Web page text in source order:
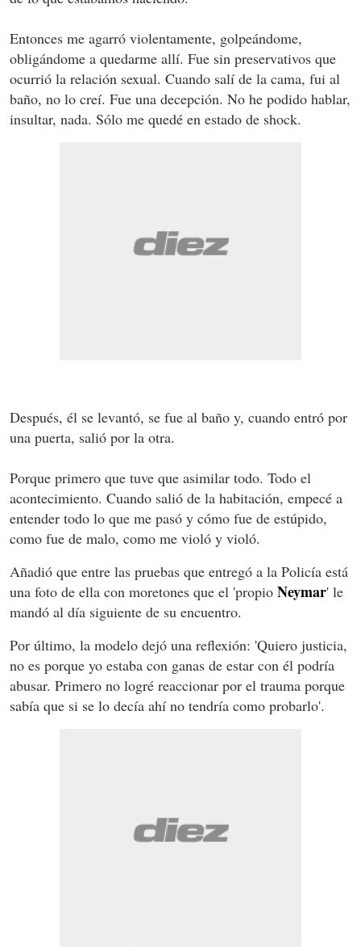
Entonces me agarró violentamente, golpeándome,
obligándome a quedarme allí. Fue sin preservativos que
ocurrió la relación sexual. Cuando salí de la cama, fui al
baño, no lo creí. Fue una decepción. No he podido hablar,
insultar, nada. Sólo me quedé en estado de shock.
Después, él se levantó, se fue al baño y, cuando entró por
una puerta, salió por la otra.
Porque primero que tuve que asimilar todo. Todo el
acontecimiento. Cuando salió de la habitación, empecé a
entender todo lo que me pasó y cómo fue de estúpido,
como fue de malo, como me violó y violó.
Añadió que entre las pruebas que entregó a la Policía está
una foto de ella con moretones que el 'propio Neymar' le
mandó al día siguiente de su encuentro.
Por último, la modelo dejó una reflexión: 'Quiero justicia,
no es porque yo estaba con ganas de estar con él podría
abusar. Primero no logré reaccionar por el trauma porque
sabía que si se lo decía ahí no tendría como probarlo'.